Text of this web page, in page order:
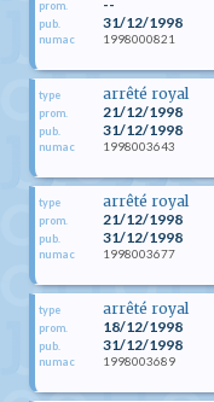
prom. --
pub. 31/12/1998
numac 1998000821
type arrêté royal
prom. 21/12/1998
pub. 31/12/1998
numac 1998003643
type arrêté royal
prom. 21/12/1998
pub. 31/12/1998
numac 1998003677
type arrêté royal
prom. 18/12/1998
pub. 31/12/1998
numac 1998003689